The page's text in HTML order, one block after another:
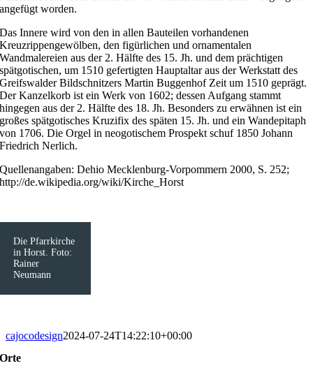
angefügt worden.
Das Innere wird von den in allen Bauteilen vorhandenen
Kreuzrippengewölben, den figürlichen und ornamentalen
Wandmalereien aus der 2. Hälfte des 15. Jh. und dem prächtigen
spätgotischen, um 1510 gefertigten Hauptaltar aus der Werkstatt des
Greifswalder Bildschnitzers Martin Buggenhof Zeit um 1510 geprägt.
Der Kanzelkorb ist ein Werk von 1602; dessen Aufgang stammt
hingegen aus der 2. Hälfte des 18. Jh. Besonders zu erwähnen ist ein
großes spätgotisches Kruzifix des späten 15. Jh. und ein Wandepitaph
von 1706. Die Orgel in neogotischem Prospekt schuf 1850 Johann
Friedrich Nerlich.
Quellenangaben: Dehio Mecklenburg-Vorpommern 2000, S. 252;
http://de.wikipedia.org/wiki/Kirche_Horst
Die Pfarrkirche
in Horst. Foto:
Rainer
Neumann
cajocodesign2024-07-24T14:22:10+00:00
Orte